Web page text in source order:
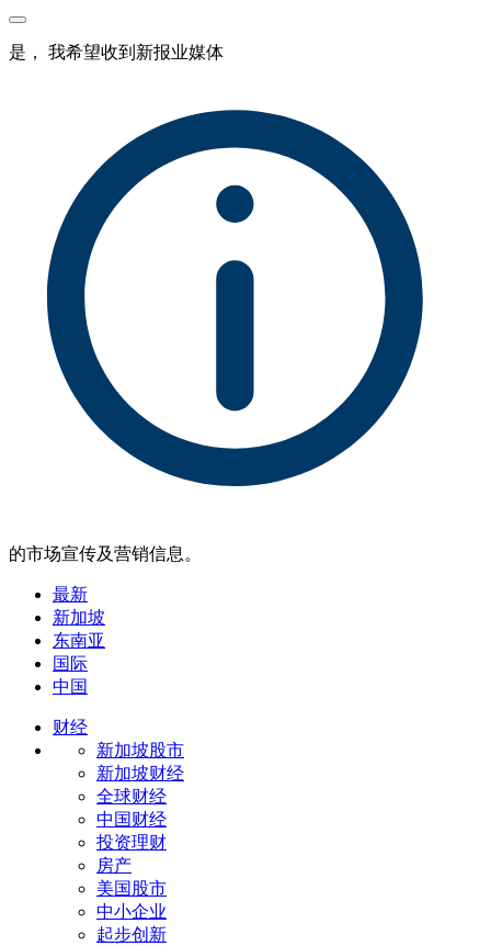
是， 我希望收到新报业媒体
的市场宣传及营销信息。
最新
新加坡
东南亚
国际
中国
财经
新加坡股市
新加坡财经
全球财经
中国财经
投资理财
房产
美国股市
中小企业
起步创新